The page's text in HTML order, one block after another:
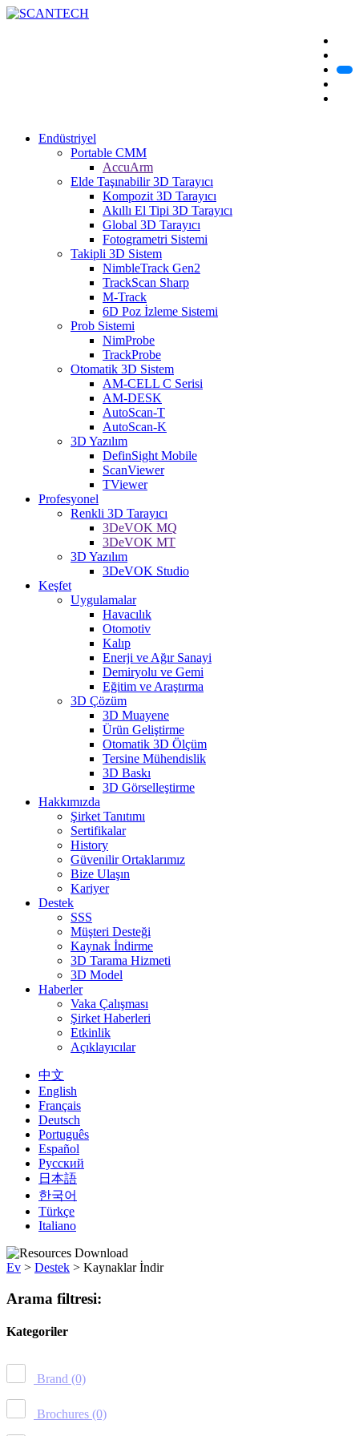
Endüstriyel
Portable CMM
AccuArm
Elde Taşınabilir 3D Tarayıcı
Kompozit 3D Tarayıcı
Akıllı El Tipi 3D Tarayıcı
Global 3D Tarayıcı
Fotogrametri Sistemi
Takipli 3D Sistem
NimbleTrack Gen2
TrackScan Sharp
M-Track
6D Poz İzleme Sistemi
Prob Sistemi
NimProbe
TrackProbe
Otomatik 3D Sistem
AM-CELL C Serisi
AM-DESK
AutoScan-T
AutoScan-K
3D Yazılım
DefinSight Mobile
ScanViewer
TViewer
Profesyonel
Renkli 3D Tarayıcı
3DeVOK MQ
3DeVOK MT
3D Yazılım
3DeVOK Studio
Keşfet
Uygulamalar
Havacılık
Otomotiv
Kalıp
Enerji ve Ağır Sanayi
Demiryolu ve Gemi
Eğitim ve Araştırma
3D Çözüm
3D Muayene
Ürün Geliştirme
Otomatik 3D Ölçüm
Tersine Mühendislik
3D Baskı
3D Görselleştirme
Hakkımızda
Şirket Tanıtımı
Sertifikalar
History
Güvenilir Ortaklarımız
Bize Ulaşın
Kariyer
Destek
SSS
Müşteri Desteği
Kaynak İndirme
3D Tarama Hizmeti
3D Model
Haberler
Vaka Çalışması
Şirket Haberleri
Etkinlik
Açıklayıcılar
中文
English
Français
Deutsch
Português
Español
Русский
日本語
한국어
Türkçe
Italiano
Ev > Destek > Kaynaklar İndir
Arama filtresi:
Kategoriler
Brand (0)
Brochures (0)